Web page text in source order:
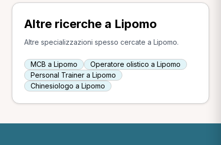
Altre ricerche a Lipomo
Altre specializzazioni spesso cercate a Lipomo.
MCB a Lipomo
Operatore olistico a Lipomo
Personal Trainer a Lipomo
Chinesiologo a Lipomo